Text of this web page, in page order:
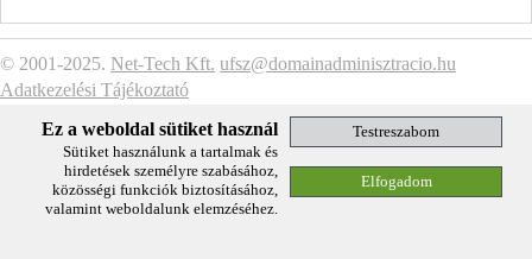
© 2001-2025. Net-Tech Kft. ufsz@domainadminisztracio.hu
Adatkezelési Tájékoztató
Ez a weboldal sütiket használ
Sütiket használunk a tartalmak és
hirdetések személyre szabásához,
közösségi funkciók biztosításához,
valamint weboldalunk elemzéséhez.